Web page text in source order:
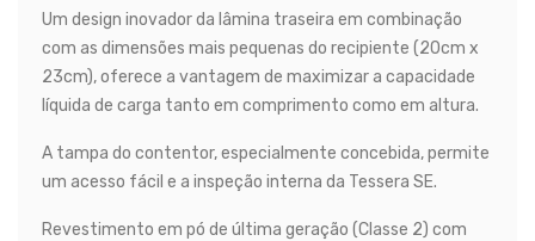
Um design inovador da lâmina traseira em combinação
com as dimensões mais pequenas do recipiente (20cm x
23cm), oferece a vantagem de maximizar a capacidade
líquida de carga tanto em comprimento como em altura.
A tampa do contentor, especialmente concebida, permite
um acesso fácil e a inspeção interna da Tessera SE.
Revestimento em pó de última geração (Classe 2) com